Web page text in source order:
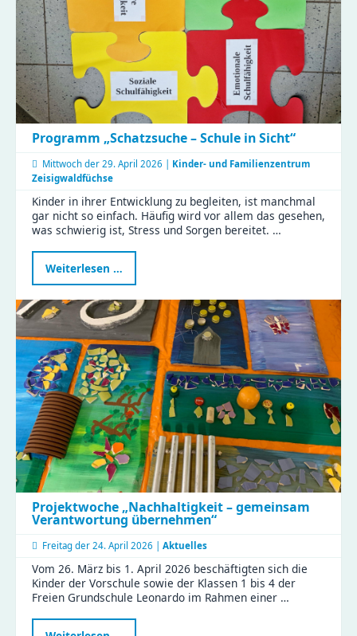
Programm „Schatzsuche – Schule in Sicht“
Mittwoch der 29. April 2026 | Kinder- und Familienzentrum
Zeisigwaldfüchse
Kinder in ihrer Entwicklung zu begleiten, ist manchmal
gar nicht so einfach. Häufig wird vor allem das gesehen,
was schwierig ist, Stress und Sorgen bereitet. …
Weiterlesen …
„Schatzsuche
–
Schule
in
Sicht“
Projektwoche „Nachhaltigkeit – gemeinsam
Verantwortung übernehmen“
Freitag der 24. April 2026 | Aktuelles
Vom 26. März bis 1. April 2026 beschäftigten sich die
Kinder der Vorschule sowie der Klassen 1 bis 4 der
Freien Grundschule Leonardo im Rahmen einer …